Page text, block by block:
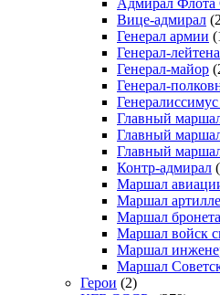
Вице-адмирал
Генерал армии
Генерал-
Генерал-майор
Генерал-
Главный
Главный
Главный
Контр-адмирал
Маршал
Маршал
Маршал
Маршал войск
Маршал
Маршал
Герои (2)